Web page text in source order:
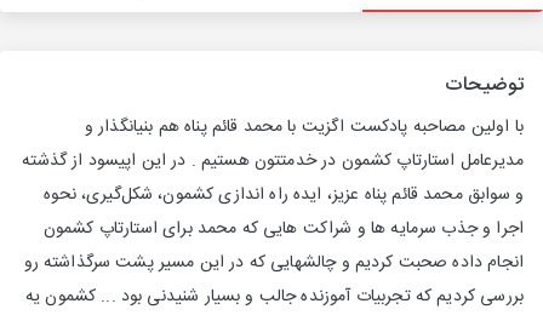
توضیحات
با اولین مصاحبه پادکست اگزیت با محمد قائم پناه هم بنیانگذار و
مدیرعامل استارتاپ کشمون در خدمتتون هستیم . در این اپیسود از گذشته
و سوابق محمد قائم پناه عزیز، ایده راه اندازی کشمون، شکل‌گیری، نحوه
اجرا و جذب سرمایه ها و شراکت هایی که محمد برای استارتاپ کشمون
انجام داده صحبت کردیم و چالشهایی که در این مسیر پشت سرگذاشته رو
بررسی کردیم که تجربیات آموزنده جالب و بسیار شنیدنی بود ... کشمون یه